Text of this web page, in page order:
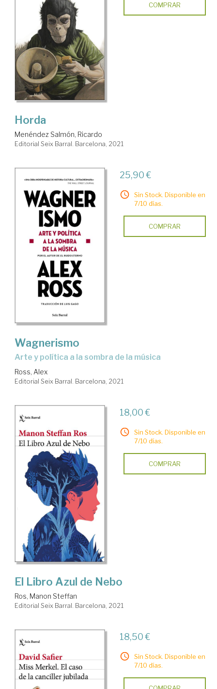
COMPRAR
Horda
Menéndez Salmón, Ricardo
Editorial Seix Barral. Barcelona, 2021
25,90 €
Sin Stock. Disponible en
7/10 días.
COMPRAR
Wagnerismo
arte y política a la sombra de la música
Ross, Alex
Editorial Seix Barral. Barcelona, 2021
18,00 €
Sin Stock. Disponible en
7/10 días.
COMPRAR
El Libro Azul de Nebo
Ros, Manon Steffan
Editorial Seix Barral. Barcelona, 2021
18,50 €
Sin Stock. Disponible en
7/10 días.